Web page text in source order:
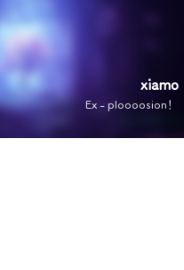
xiamo
Ex - ploooosion！